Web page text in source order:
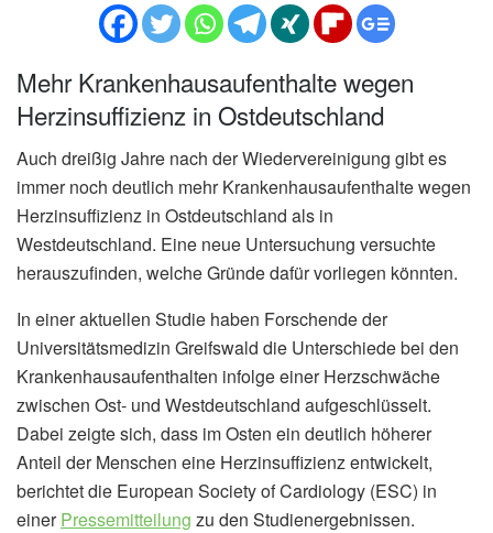
Mehr Krankenhausaufenthalte wegen
Herzinsuffizienz in Ostdeutschland
Auch dreißig Jahre nach der Wiedervereinigung gibt es
immer noch deutlich mehr Krankenhausaufenthalte wegen
Herzinsuffizienz in Ostdeutschland als in
Westdeutschland. Eine neue Untersuchung versuchte
herauszufinden, welche Gründe dafür vorliegen könnten.
In einer aktuellen Studie haben Forschende der
Universitätsmedizin Greifswald die Unterschiede bei den
Krankenhausaufenthalten infolge einer Herzschwäche
zwischen Ost- und Westdeutschland aufgeschlüsselt.
Dabei zeigte sich, dass im Osten ein deutlich höherer
Anteil der Menschen eine Herzinsuffizienz entwickelt,
berichtet die European Society of Cardiology (ESC) in
einerPressemitteilung zu den Studienergebnissen.